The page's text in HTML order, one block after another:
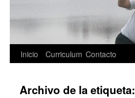
Inicio Curriculum Contacto
Archivo de la etiqueta: